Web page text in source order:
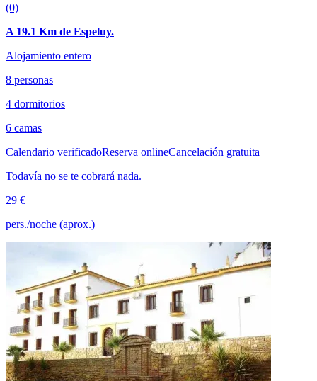
(0)
A 19.1 Km de Espeluy.
Alojamiento entero
8 personas
4 dormitorios
6 camas
Calendario verificadoReserva onlineCancelación gratuita
Todavía no se te cobrará nada.
29 €
pers./noche (aprox.)